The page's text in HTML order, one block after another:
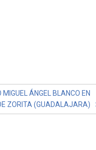
ÁNGEL BLANCO EN
ZORITA (GUADALAJARA)